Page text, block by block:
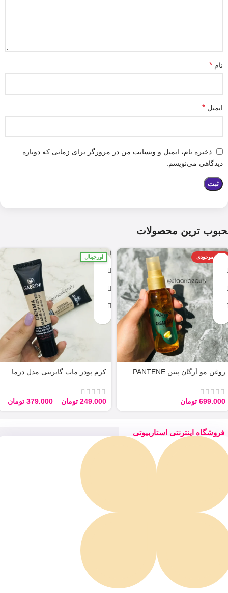
نام *
ایمیل *
ذخیره نام، ایمیل و وبسایت من در مرورگر برای زمانی که دوباره
دیدگاهی می‌نویسم.
ترین محصولات
اتمام موجودی
روغن مو آرگان پنتن PANTENE
699.000 تومان
اورجینال
کرم پودر مات گابرینی مدل درما
249.000 تومان –
379.000 تومان
فروشگاه اینترنتی استاربیوتی